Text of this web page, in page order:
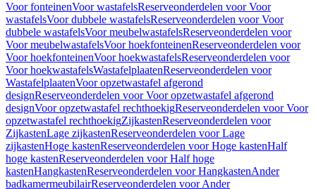
Voor fonteinenVoor wastafelsReserveonderdelen voor Voor
wastafelsVoor dubbele wastafelsReserveonderdelen voor Voor
dubbele wastafelsVoor meubelwastafelsReserveonderdelen voor
Voor meubelwastafelsVoor hoekfonteinenReserveonderdelen voor
Voor hoekfonteinenVoor hoekwastafelsReserveonderdelen voor
Voor hoekwastafelsWastafelplaatenReserveonderdelen voor
WastafelplaatenVoor opzetwastafel afgerond
designReserveonderdelen voor Voor opzetwastafel afgerond
designVoor opzetwastafel rechthoekigReserveonderdelen voor Voor
opzetwastafel rechthoekigZijkastenReserveonderdelen voor
ZijkastenLage zijkastenReserveonderdelen voor Lage
zijkastenHoge kastenReserveonderdelen voor Hoge kastenHalf
hoge kastenReserveonderdelen voor Half hoge
kastenHangkastenReserveonderdelen voor HangkastenAnder
badkamermeubilairReserveonderdelen voor Ander